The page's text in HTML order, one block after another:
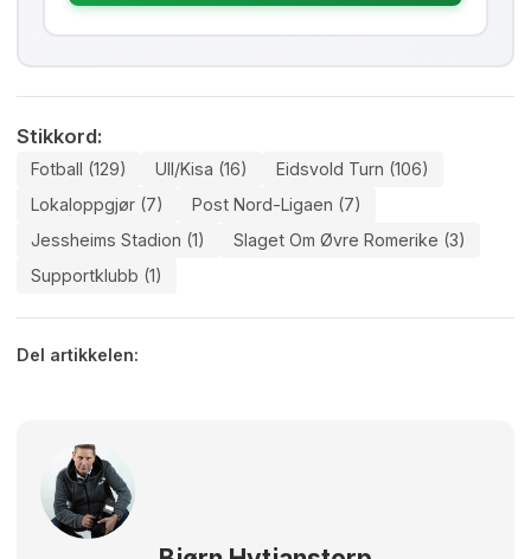
Stikkord:
Fotball (129) Ull/kisa (16)
Eidsvold Turn (106)
Lokaloppgjør (7)
Post Nord-Ligaen (7)
Jessheims Stadion (1)
Slaget Om Øvre Romerike (3)
Supportklubb (1)
Del artikkelen: